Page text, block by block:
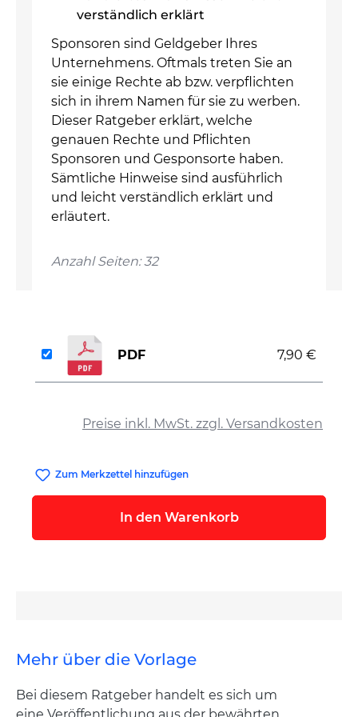
verständlich erklärt
Sponsoren sind Geldgeber Ihres
Unternehmens. Oftmals treten Sie an
sie einige Rechte ab bzw. verpflichten
sich in ihrem Namen für sie zu werben.
Dieser Ratgeber erklärt, welche
genauen Rechte und Pflichten
Sponsoren und Gesponsorte haben.
Sämtliche Hinweise sind ausführlich
und leicht verständlich erklärt und
erläutert.
Anzahl Seiten: 32
Preise inkl. MwSt. zzgl. Versandkosten
PDF 7,90 €
Zum Merkzettel hinzufügen
In den Warenkorb
Mehr über die Vorlage
Bei diesem Ratgeber handelt es sich um